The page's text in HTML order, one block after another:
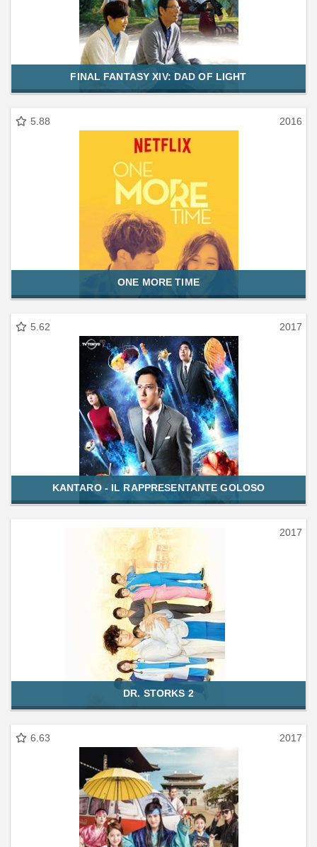
FINAL FANTASY XIV: DAD OF LIGHT
5.88 2016
ONE MORE TIME
5.62 2017
KANTARO - IL RAPPRESENTANTE GOLOSO
2017
DR. STORKS 2
6.63 2017